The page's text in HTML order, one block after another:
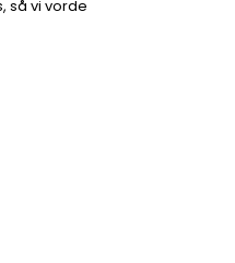
så vi vorde